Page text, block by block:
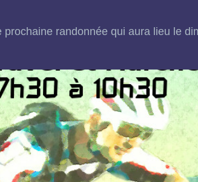
randonnée qui aura lieu le